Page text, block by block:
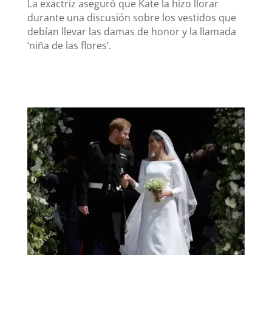
La exactriz aseguró que Kate la hizo llorar
durante una discusión sobre los vestidos que
debían llevar las damas de honor y la llamada
‘niña de las flores’.